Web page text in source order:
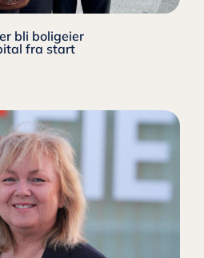
bli boligeier
fra start